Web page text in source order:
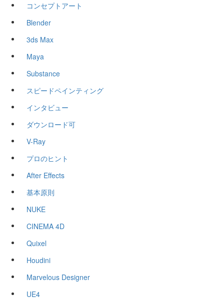
コンセプトアート
Blender
3ds Max
Maya
Substance
スピードペインティング
インタビュー
ダウンロード可
V-Ray
プロのヒント
After Effects
基本原則
NUKE
CINEMA 4D
Quixel
Houdini
Marvelous Designer
UE4